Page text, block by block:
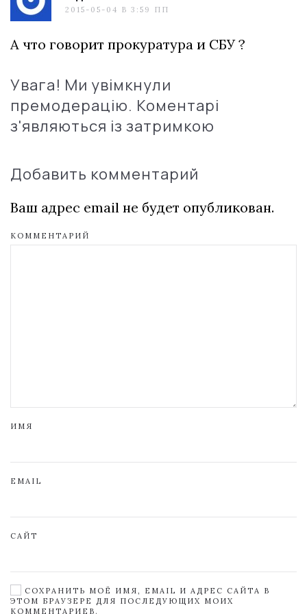
2015-05-04 В 3:59 ПП
А что говорит прокуратура и СБУ ?
Увага! Ми увімкнули
премодерацію. Коментарі
з'являються із затримкою
Добавить комментарий
Ваш адрес email не будет опубликован.
КОММЕНТАРИЙ
ИМЯ
EMAIL
САЙТ
СОХРАНИТЬ МОЁ ИМЯ, EMAIL И АДРЕС САЙТА В
ЭТОМ БРАУЗЕРЕ ДЛЯ ПОСЛЕДУЮЩИХ МОИХ
КОММЕНТАРИЕВ.